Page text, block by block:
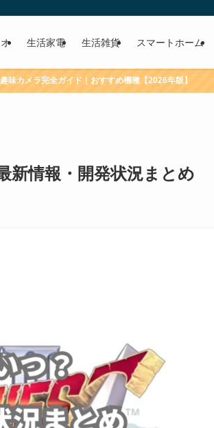
生活家電 生活雑貨 スマートホーム
味カメラ完全ガイド｜おすすめ機種【2026年版】
新情報・開発状況まとめ